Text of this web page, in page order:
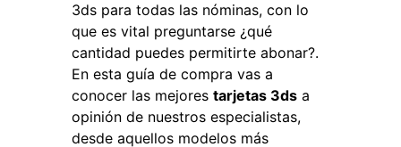
3ds para todas las nóminas, con lo
que es vital preguntarse ¿qué
cantidad puedes permitirte abonar?.
En esta guía de compra vas a
conocer las mejores tarjetas 3ds a
opinión de nuestros especialistas,
desde aquellos modelos más